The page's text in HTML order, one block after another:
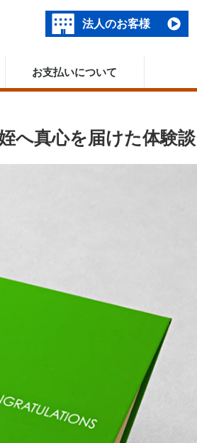
法人のお客様
お支払いについて
へ真心を届けた体験談